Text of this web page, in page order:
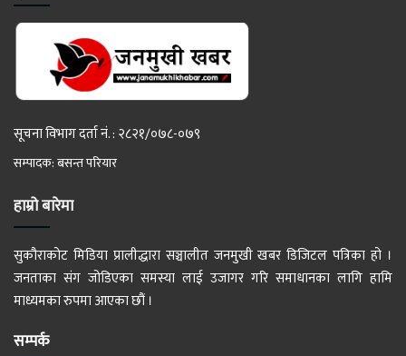
सूचना विभाग दर्ता नं. : २८२१/०७८-०७९
सम्पादक: बसन्त परियार
हाम्रो बारेमा
सुकौराकोट मिडिया प्रालीद्धारा सञ्चालीत जनमुखी खबर डिजिटल पत्रिका हो ।
जनताका संग जोडिएका समस्या लाई उजागर गरि समाधानका लागि हामि
माध्यमका रुपमा आएका छौं ।
सम्पर्क